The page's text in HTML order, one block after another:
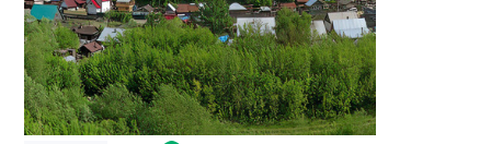
повторно в цикле «Лучшие материалы VN.RU за 2023 год».